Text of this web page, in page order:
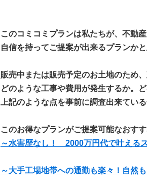
このコミコミプランは私たちが、不動
自信を持ってご提案が出来るプランかと
販売中または販売予定のお土地のため、
どのような工事や費用が発生するか。
上記のような点を事前に調査出来てい
このお得なプランがご提案可能なおす
～水害歴なし！ 2000万円代で叶える
～大手工場地帯への通勤も楽々！自然